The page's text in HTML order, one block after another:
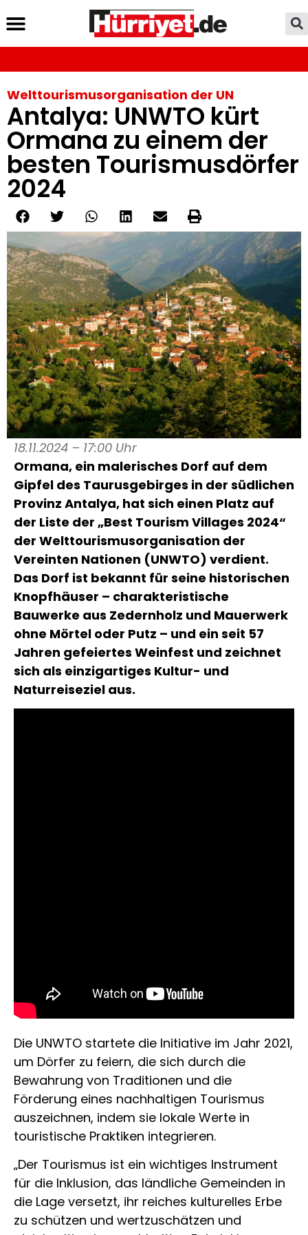
Welttourismusorganisation der UN
Antalya: UNWTO kürt
Ormana zu einem der
besten Tourismusdörfer
2024
18.11.2024 – 17:00 Uhr
Ormana, ein malerisches Dorf auf dem
Gipfel des Taurusgebirges in der südlichen
Provinz Antalya, hat sich einen Platz auf
der Liste der „Best Tourism Villages 2024“
der Welttourismusorganisation der
Vereinten Nationen (UNWTO) verdient.
Das Dorf ist bekannt für seine historischen
Knopfhäuser – charakteristische
Bauwerke aus Zedernholz und Mauerwerk
ohne Mörtel oder Putz – und ein seit 57
Jahren gefeiertes Weinfest und zeichnet
sich als einzigartiges Kultur- und
Naturreiseziel aus.
Die UNWTO startete die Initiative im Jahr 2021,
um Dörfer zu feiern, die sich durch die
Bewahrung von Traditionen und die
Förderung eines nachhaltigen Tourismus
auszeichnen, indem sie lokale Werte in
touristische Praktiken integrieren.
„Der Tourismus ist ein wichtiges Instrument
für die Inklusion, das ländliche Gemeinden in
die Lage versetzt, ihr reiches kulturelles Erbe
zu schützen und wertzuschätzen und